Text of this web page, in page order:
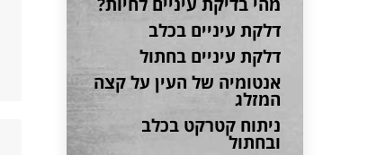
דלקת עיניים בכלב
דלקת עיניים בחתול
אנטומיה של העין על קצה
המזלג
ניתוח קטרקט בכלב
ובחתול